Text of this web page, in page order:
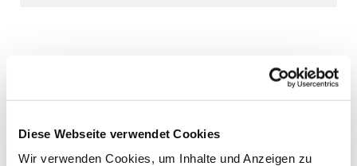
Diese Webseite verwendet Cookies
Wir verwenden Cookies, um Inhalte und Anzeigen zu